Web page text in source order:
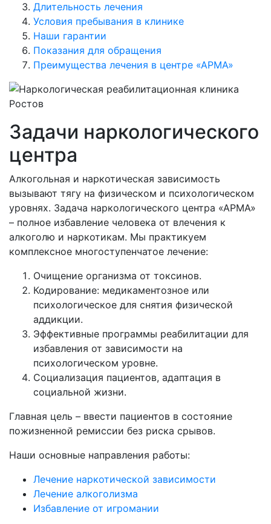
Длительность лечения
Условия пребывания в клинике
Наши гарантии
Показания для обращения
Преимущества лечения в центре «АРМА»
Задачи наркологического
центра
Алкогольная и наркотическая зависимость
вызывают тягу на физическом и психологическом
уровнях. Задача наркологического центра «АРМА»
– полное избавление человека от влечения к
алкоголю и наркотикам. Мы практикуем
комплексное многоступенчатое лечение:
Очищение организма от токсинов.
Кодирование: медикаментозное или
психологическое для снятия физической
аддикции.
Эффективные программы реабилитации для
избавления от зависимости на
психологическом уровне.
Социализация пациентов, адаптация в
социальной жизни.
Главная цель – ввести пациентов в состояние
пожизненной ремиссии без риска срывов.
Наши основные направления работы:
Лечение наркотической зависимости
Лечение алкоголизма
Избавление от игромании